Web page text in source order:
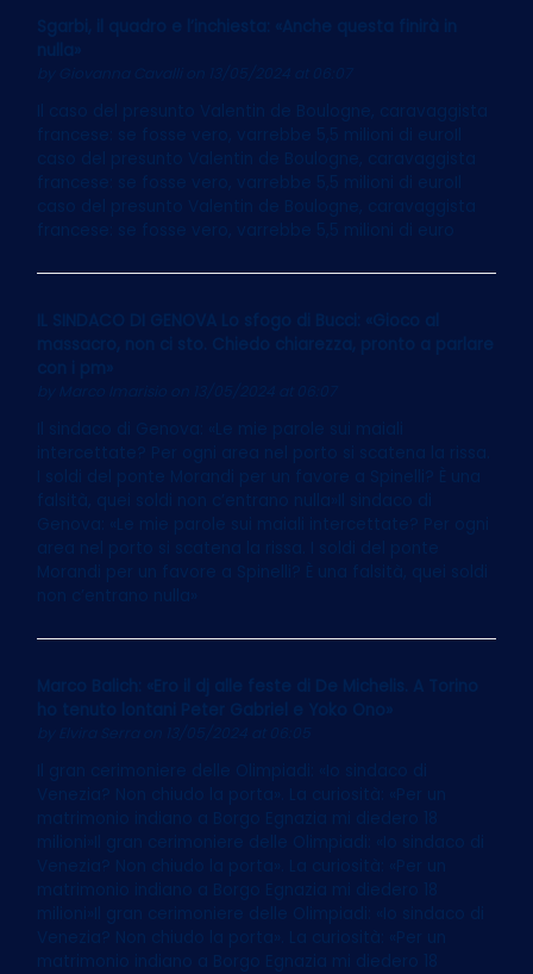
Sgarbi, il quadro e l’inchiesta: «Anche questa finirà in
nulla»
on 13/05/2024 at 06:07
Il caso del presunto Valentin de Boulogne, caravaggista
francese: se fosse vero, varrebbe 5,5 milioni di euroIl
caso del presunto Valentin de Boulogne, caravaggista
francese: se fosse vero, varrebbe 5,5 milioni di euroIl
caso del presunto Valentin de Boulogne, caravaggista
francese: se fosse vero, varrebbe 5,5 milioni di euro
IL SINDACO DI GENOVA Lo sfogo di Bucci: «Gioco al
massacro, non ci sto. Chiedo chiarezza, pronto a parlare
con i pm»
Marco Imarisio on 13/05/2024 at 06:07
Il sindaco di Genova: «Le mie parole sui maiali
intercettate? Per ogni area nel porto si scatena la rissa.
I soldi del ponte Morandi per un favore a Spinelli? È una
falsità, quei soldi non c’entrano nulla»Il sindaco di
Genova: «Le mie parole sui maiali intercettate? Per ogni
area nel porto si scatena la rissa. I soldi del ponte
Morandi per un favore a Spinelli? È una falsità, quei soldi
non c’entrano nulla»
Marco Balich: «Ero il dj alle feste di De Michelis. A Torino
ho tenuto lontani Peter Gabriel e Yoko Ono»
on 13/05/2024 at 06:05
Il gran cerimoniere delle Olimpiadi: «Io sindaco di
Venezia? Non chiudo la porta». La curiosità: «Per un
matrimonio indiano a Borgo Egnazia mi diedero 18
milioni»Il gran cerimoniere delle Olimpiadi: «Io sindaco di
Venezia? Non chiudo la porta». La curiosità: «Per un
matrimonio indiano a Borgo Egnazia mi diedero 18
milioni»Il gran cerimoniere delle Olimpiadi: «Io sindaco di
Venezia? Non chiudo la porta». La curiosità: «Per un
matrimonio indiano a Borgo Egnazia mi diedero 18